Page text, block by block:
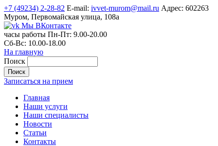
+7 (49234) 2-28-82 E-mail: ivvet-murom@mail.ru Адрес: 602263
Муром, Первомайская улица, 108а
Мы ВКонтакте
часы работы Пн-Пт: 9.00-20.00
Сб-Вс: 10.00-18.00
На главную
Поиск
Записаться на прием
Главная
Наши услуги
Наши специалисты
Новости
Статьи
Контакты